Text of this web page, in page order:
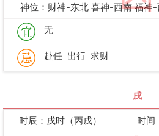
神位：财神-东北 喜神-西南 福神
无
赴任 出行 求财
戌
时辰：戌时（丙戌）
时间